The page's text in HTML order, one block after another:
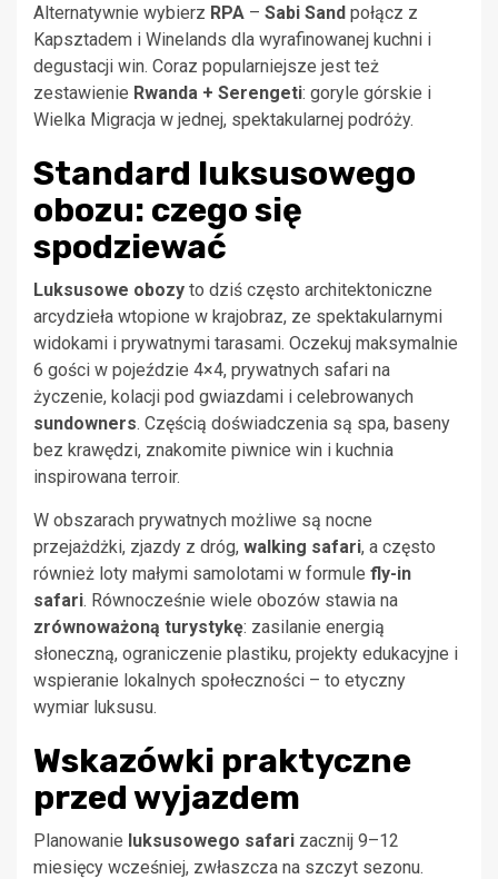
Alternatywnie wybierz RPA – Sabi Sand połącz z
Kapsztadem i Winelands dla wyrafinowanej kuchni i
degustacji win. Coraz popularniejsze jest też
zestawienie Rwanda + Serengeti: goryle górskie i
Wielka Migracja w jednej, spektakularnej podróży.
Standard luksusowego
obozu: czego się
spodziewać
Luksusowe obozy to dziś często architektoniczne
arcydzieła wtopione w krajobraz, ze spektakularnymi
widokami i prywatnymi tarasami. Oczekuj maksymalnie
6 gości w pojeździe 4×4, prywatnych safari na
życzenie, kolacji pod gwiazdami i celebrowanych
sundowners. Częścią doświadczenia są spa, baseny
bez krawędzi, znakomite piwnice win i kuchnia
inspirowana terroir.
W obszarach prywatnych możliwe są nocne
przejażdżki, zjazdy z dróg, walking safari, a często
również loty małymi samolotami w formule fly-in
safari. Równocześnie wiele obozów stawia na
zrównoważoną turystykę: zasilanie energią
słoneczną, ograniczenie plastiku, projekty edukacyjne i
wspieranie lokalnych społeczności – to etyczny
wymiar luksusu.
Wskazówki praktyczne
przed wyjazdem
Planowanie luksusowego safari zacznij 9–12
miesięcy wcześniej, zwłaszcza na szczyt sezonu.